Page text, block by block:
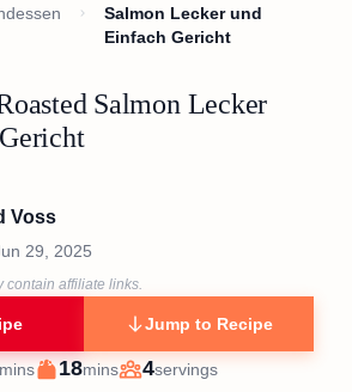
Salmon Lecker und
Einfach Gericht
Salmon Lecker
Voss
29, 2025
contain affiliate links.
Jump to Recipe
Cook
18minutes
mins
Servings
4servings